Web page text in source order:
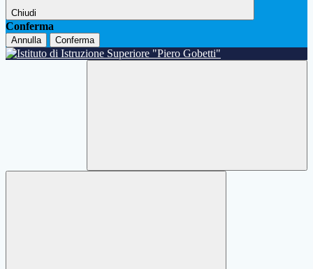
Chiudi
Conferma
Annulla Conferma